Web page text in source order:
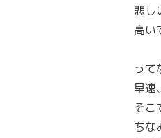
悲し
高い
って
早速
そこ
ちな